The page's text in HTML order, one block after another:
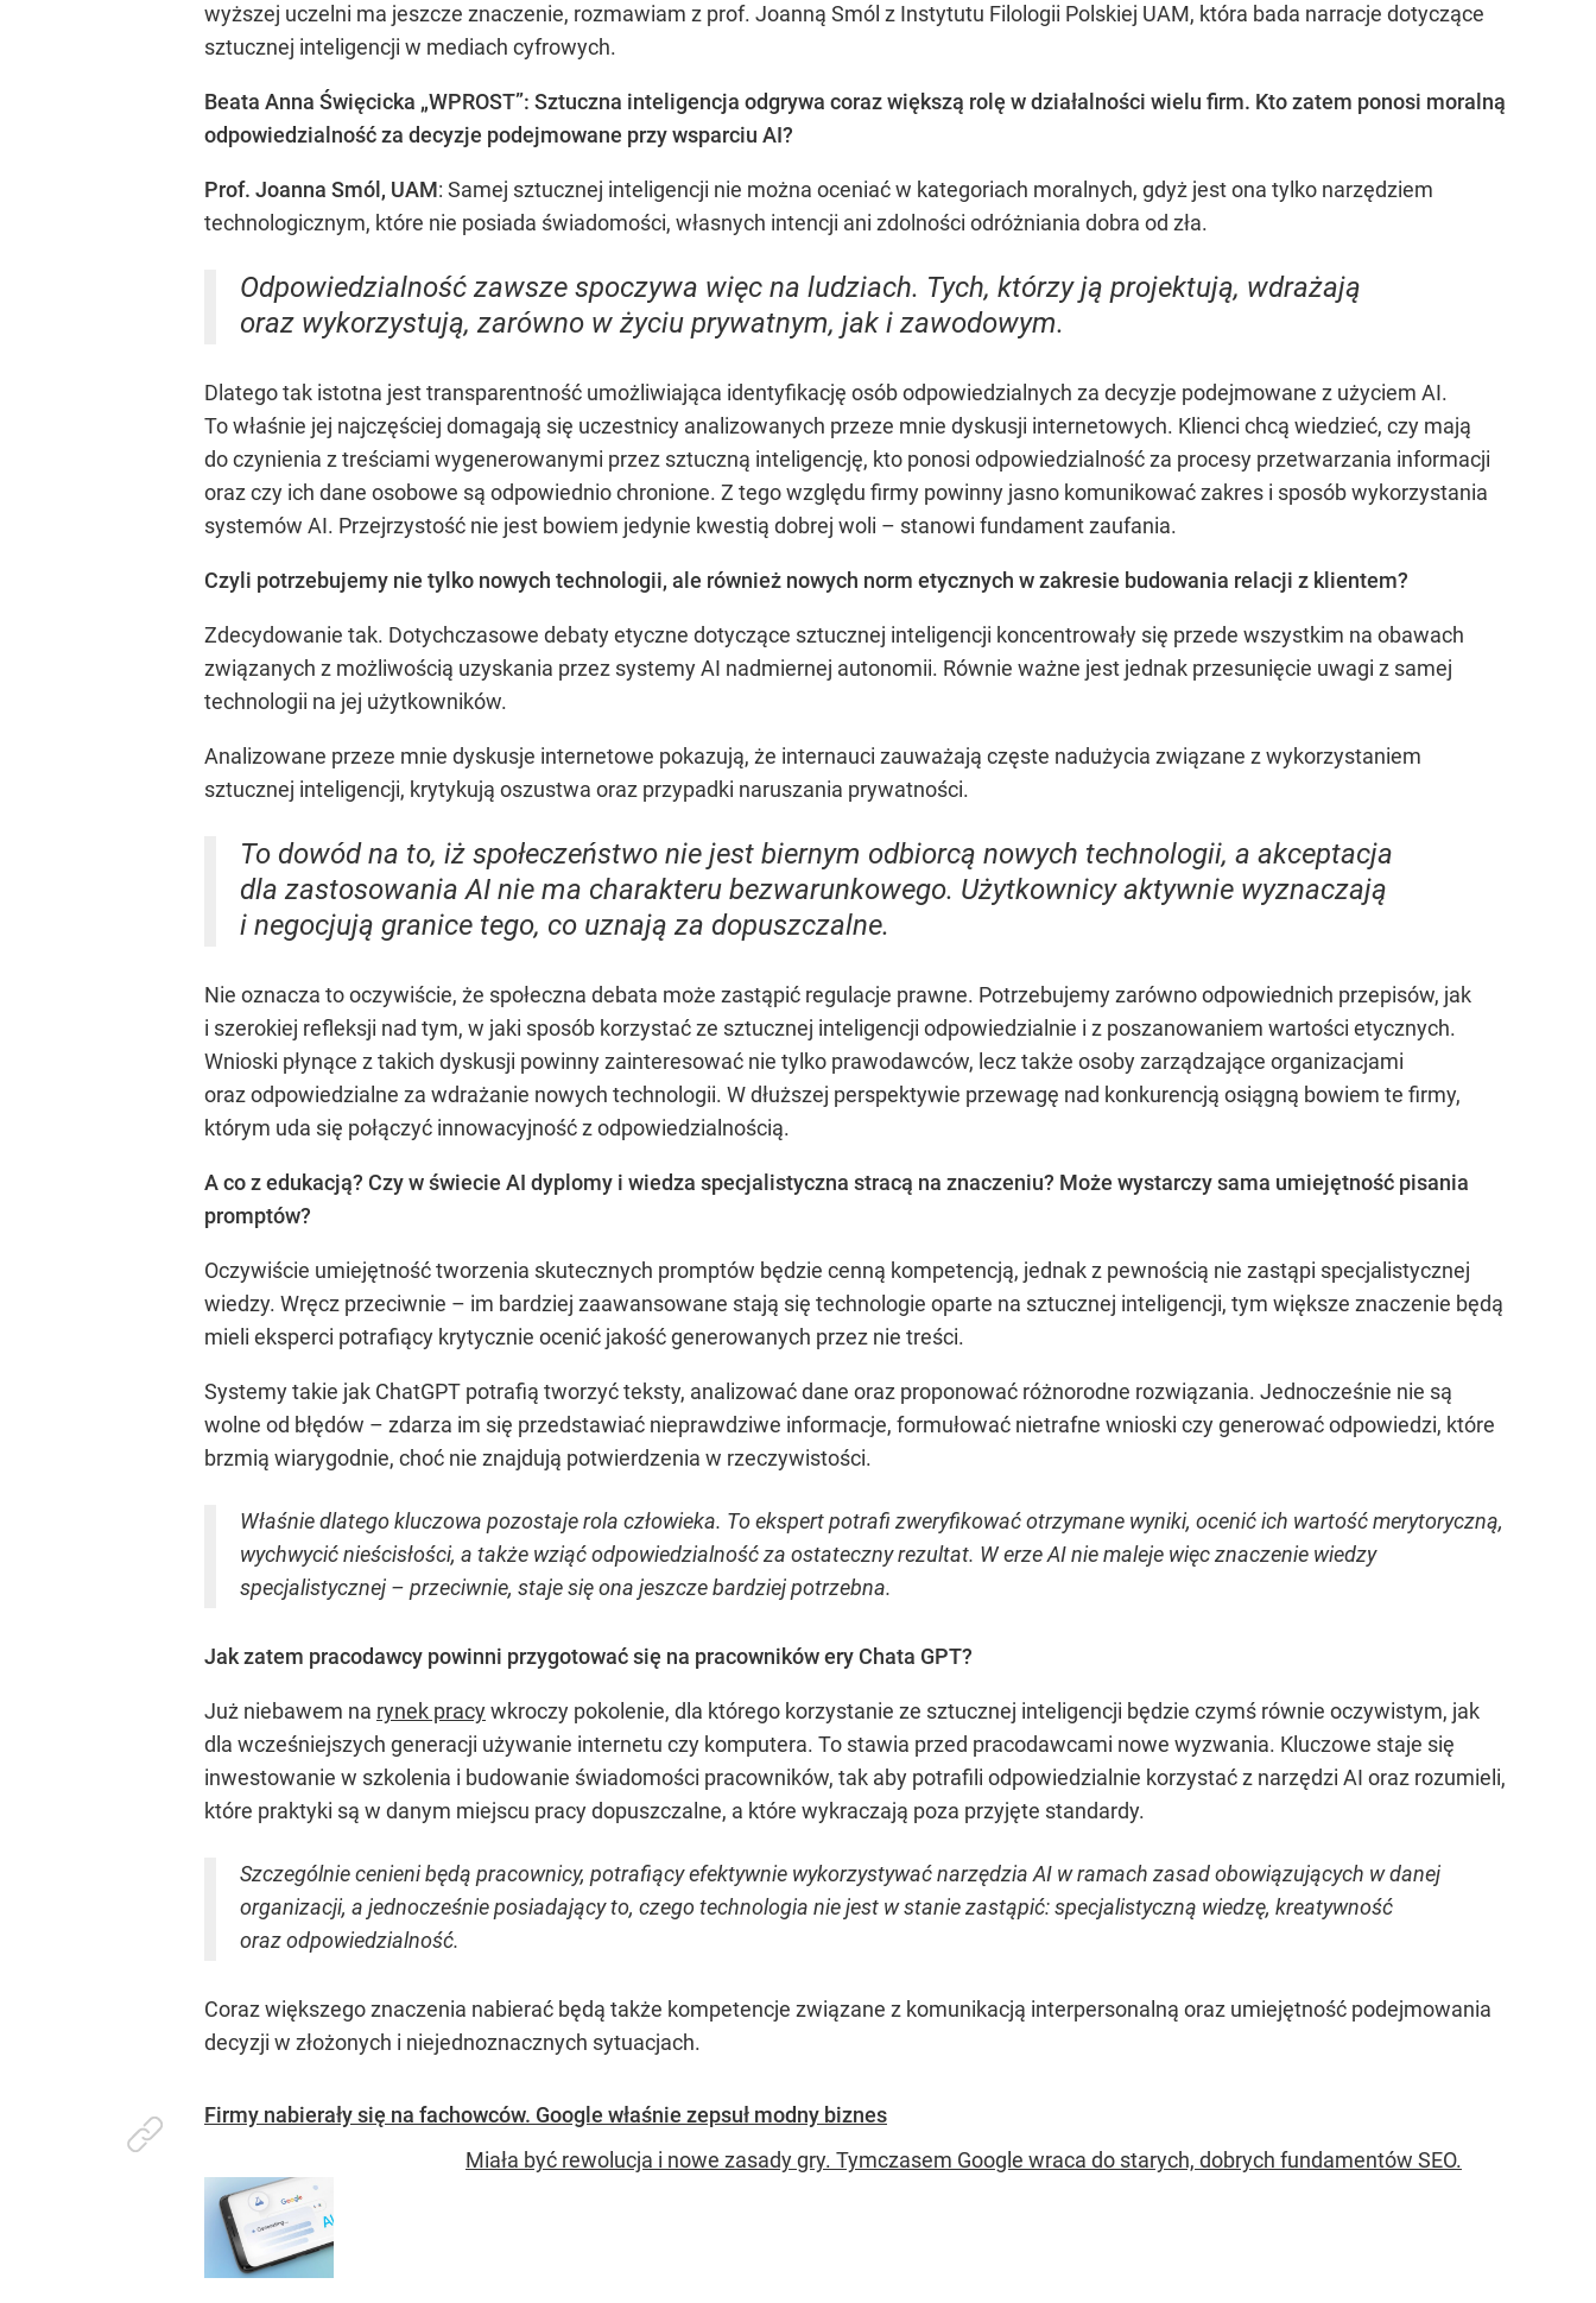
wyższej uczelni ma jeszcze znaczenie, rozmawiam z prof. Joanną Smól z Instytutu Filologii Polskiej UAM, która bada narracje dotyczące
sztucznej inteligencji w mediach cyfrowych.
Beata Anna Święcicka „WPROST”: Sztuczna inteligencja odgrywa coraz większą rolę w działalności wielu firm. Kto zatem ponosi moralną
odpowiedzialność za decyzje podejmowane przy wsparciu AI?
Prof. Joanna Smól, UAM: Samej sztucznej inteligencji nie można oceniać w kategoriach moralnych, gdyż jest ona tylko narzędziem
technologicznym, które nie posiada świadomości, własnych intencji ani zdolności odróżniania dobra od zła.
Odpowiedzialność zawsze spoczywa więc na ludziach. Tych, którzy ją projektują, wdrażają
oraz wykorzystują, zarówno w życiu prywatnym, jak i zawodowym.
Dlatego tak istotna jest transparentność umożliwiająca identyfikację osób odpowiedzialnych za decyzje podejmowane z użyciem AI.
To właśnie jej najczęściej domagają się uczestnicy analizowanych przeze mnie dyskusji internetowych. Klienci chcą wiedzieć, czy mają
do czynienia z treściami wygenerowanymi przez sztuczną inteligencję, kto ponosi odpowiedzialność za procesy przetwarzania informacji
oraz czy ich dane osobowe są odpowiednio chronione. Z tego względu firmy powinny jasno komunikować zakres i sposób wykorzystania
systemów AI. Przejrzystość nie jest bowiem jedynie kwestią dobrej woli – stanowi fundament zaufania.
Czyli potrzebujemy nie tylko nowych technologii, ale również nowych norm etycznych w zakresie budowania relacji z klientem?
Zdecydowanie tak. Dotychczasowe debaty etyczne dotyczące sztucznej inteligencji koncentrowały się przede wszystkim na obawach
związanych z możliwością uzyskania przez systemy AI nadmiernej autonomii. Równie ważne jest jednak przesunięcie uwagi z samej
technologii na jej użytkowników.
Analizowane przeze mnie dyskusje internetowe pokazują, że internauci zauważają częste nadużycia związane z wykorzystaniem
sztucznej inteligencji, krytykują oszustwa oraz przypadki naruszania prywatności.
To dowód na to, iż społeczeństwo nie jest biernym odbiorcą nowych technologii, a akceptacja
dla zastosowania AI nie ma charakteru bezwarunkowego. Użytkownicy aktywnie wyznaczają
i negocjują granice tego, co uznają za dopuszczalne.
Nie oznacza to oczywiście, że społeczna debata może zastąpić regulacje prawne. Potrzebujemy zarówno odpowiednich przepisów, jak
i szerokiej refleksji nad tym, w jaki sposób korzystać ze sztucznej inteligencji odpowiedzialnie i z poszanowaniem wartości etycznych.
Wnioski płynące z takich dyskusji powinny zainteresować nie tylko prawodawców, lecz także osoby zarządzające organizacjami
oraz odpowiedzialne za wdrażanie nowych technologii. W dłuższej perspektywie przewagę nad konkurencją osiągną bowiem te firmy,
którym uda się połączyć innowacyjność z odpowiedzialnością.
A co z edukacją? Czy w świecie AI dyplomy i wiedza specjalistyczna stracą na znaczeniu? Może wystarczy sama umiejętność pisania
promptów?
Oczywiście umiejętność tworzenia skutecznych promptów będzie cenną kompetencją, jednak z pewnością nie zastąpi specjalistycznej
wiedzy. Wręcz przeciwnie – im bardziej zaawansowane stają się technologie oparte na sztucznej inteligencji, tym większe znaczenie będą
mieli eksperci potrafiący krytycznie ocenić jakość generowanych przez nie treści.
Systemy takie jak ChatGPT potrafią tworzyć teksty, analizować dane oraz proponować różnorodne rozwiązania. Jednocześnie nie są
wolne od błędów – zdarza im się przedstawiać nieprawdziwe informacje, formułować nietrafne wnioski czy generować odpowiedzi, które
brzmią wiarygodnie, choć nie znajdują potwierdzenia w rzeczywistości.
Właśnie dlatego kluczowa pozostaje rola człowieka. To ekspert potrafi zweryfikować otrzymane wyniki, ocenić ich wartość merytoryczną,
wychwycić nieścisłości, a także wziąć odpowiedzialność za ostateczny rezultat. W erze AI nie maleje więc znaczenie wiedzy
specjalistycznej – przeciwnie, staje się ona jeszcze bardziej potrzebna.
Jak zatem pracodawcy powinni przygotować się na pracowników ery Chata GPT?
Już niebawem na rynek pracywkroczy pokolenie, dla którego korzystanie ze sztucznej inteligencji będzie czymś równie oczywistym, jak
dla wcześniejszych generacji używanie internetu czy komputera. To stawia przed pracodawcami nowe wyzwania. Kluczowe staje się
inwestowanie w szkolenia i budowanie świadomości pracowników, tak aby potrafili odpowiedzialnie korzystać z narzędzi AI oraz rozumieli,
które praktyki są w danym miejscu pracy dopuszczalne, a które wykraczają poza przyjęte standardy.
Szczególnie cenieni będą pracownicy, potrafiący efektywnie wykorzystywać narzędzia AI w ramach zasad obowiązujących w danej
organizacji, a jednocześnie posiadający to, czego technologia nie jest w stanie zastąpić: specjalistyczną wiedzę, kreatywność
oraz odpowiedzialność.
Coraz większego znaczenia nabierać będą także kompetencje związane z komunikacją interpersonalną oraz umiejętność podejmowania
decyzji w złożonych i niejednoznacznych sytuacjach.
Firmy nabierały się na fachowców. Google właśnie zepsuł modny biznes
Miała być rewolucja i nowe zasady gry. Tymczasem Google wraca do starych, dobrych fundamentów SEO.